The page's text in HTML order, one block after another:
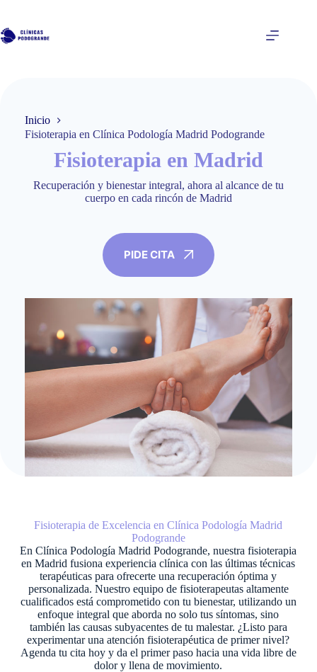
contenido
Inicio
Fisioterapia en Clínica Podología Madrid Podogrande
Fisioterapia en Madrid
Recuperación y bienestar integral, ahora al alcance de tu
cuerpo en cada rincón de Madrid
PIDE CITA
Fisioterapia de Excelencia en Clínica Podología Madrid
Podogrande
En Clínica Podología Madrid Podogrande, nuestra fisioterapia
en Madrid fusiona experiencia clínica con las últimas técnicas
terapéuticas para ofrecerte una recuperación óptima y
personalizada. Nuestro equipo de fisioterapeutas altamente
cualificados está comprometido con tu bienestar, utilizando un
enfoque integral que aborda no solo tus síntomas, sino
también las causas subyacentes de tu malestar. ¿Listo para
experimentar una atención fisioterapéutica de primer nivel?
Agenda tu cita hoy y da el primer paso hacia una vida libre de
dolor y llena de movimiento.